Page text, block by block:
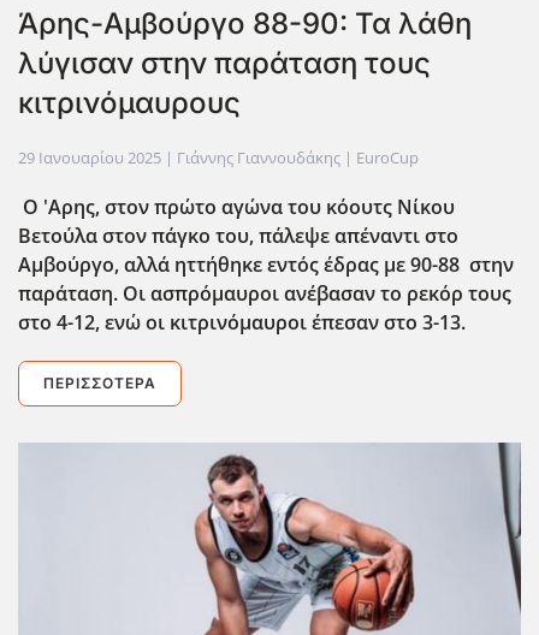
Άρης-Αμβούργο 88-90: Τα λάθη
λύγισαν στην παράταση τους
κιτρινόμαυρους
29 Ιανουαρίου 2025 | Γιάννης Γιαννουδάκης | EuroCup
Ο 'Αρης, στον πρώτο αγώνα του κόουτς Νίκου
Βετούλα στον πάγκο του, πάλεψε απέναντι στο
Αμβούργο, αλλά ηττήθηκε εντός έδρας με 90-88 στην
παράταση. Οι ασπρόμαυροι ανέβασαν το ρεκόρ τους
στο 4-12, ενώ οι κιτρινόμαυροι έπεσαν στο 3-13.
ΠΕΡΙΣΣΌΤΕΡΑ